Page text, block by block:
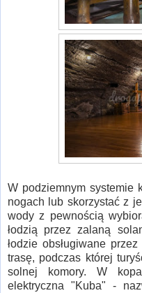
W podziemnym systemie
nogach lub skorzystać z
wody z pewnością
łodzią przez zalaną
łodzie obsługiwane
trasę, podczas której
solnej komory. W
elektryczna "Kuba" -